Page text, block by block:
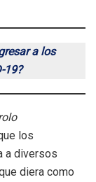
a los
19?
los
a diversos
diera como